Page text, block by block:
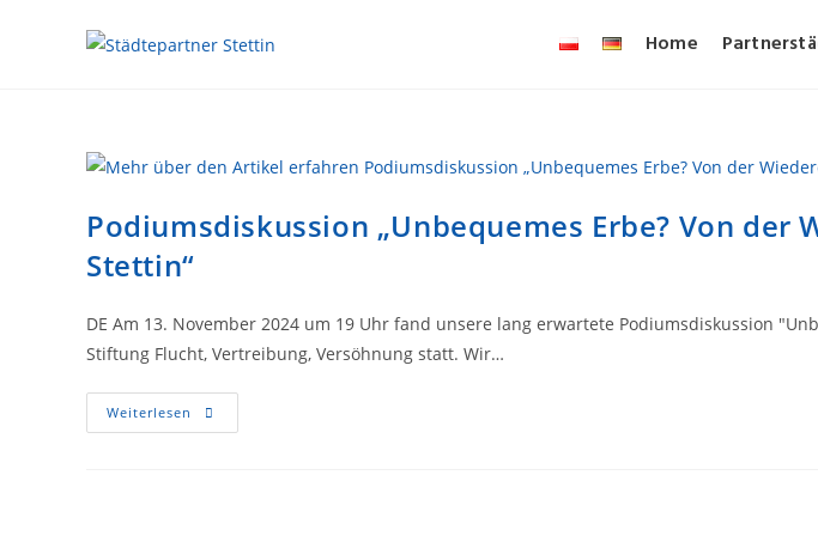
Home
Podiumsdiskussion „Unbequemes Erbe? Von
Stettin“
DE Am 13. November 2024 um 19 Uhr fand unsere lang erwartete Podiumsdiskussion
Stiftung Flucht, Vertreibung, Versöhnung statt. Wir…
Weiterlesen